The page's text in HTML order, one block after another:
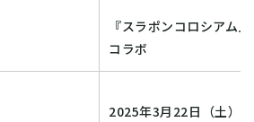
『スラポンコロシアム
コラボ
2025年3月22日（土）